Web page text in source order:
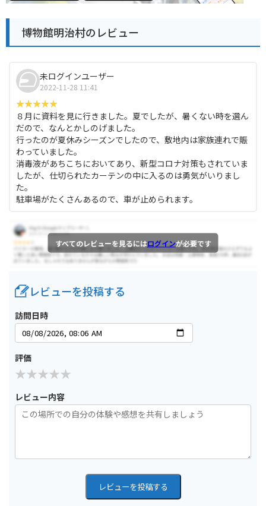
博物館明治村のレビュー
未ログインユーザー
2022-11-28 11:41
８月に資料を見に行きました。夏でしたが、暑くない時を選ん
だので、なんとかしのげました。
行ったのが夏休みシーズンでしたので、敷地内は家族連れで賑
わっていました。
消毒液があちこちにおいてあり、新型コロナ対策もされていま
したが、仕切られたカーテンの中に入るのは勇気がいりまし
た。
駐車場がたくさんあるので、車が止められます。
すべてのレビューを見るにはログインが必要です
レビューを投稿する
訪問日時
評価
レビュー内容
レビューを投稿する